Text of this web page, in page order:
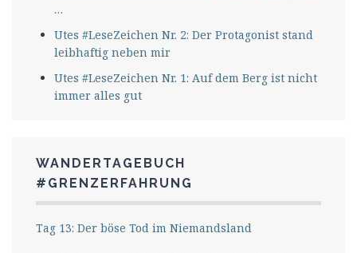
…
Utes #LeseZeichen Nr. 2: Der Protagonist stand
leibhaftig neben mir
Utes #LeseZeichen Nr. 1: Auf dem Berg ist nicht
immer alles gut
WANDERTAGEBUCH
#GRENZERFAHRUNG
Tag 13: Der böse Tod im Niemandsland